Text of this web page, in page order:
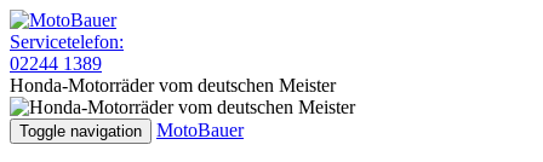
Servicetelefon:
02244 1389
Honda-Motorräder vom deutschen Meister
Toggle navigation MotoBauer